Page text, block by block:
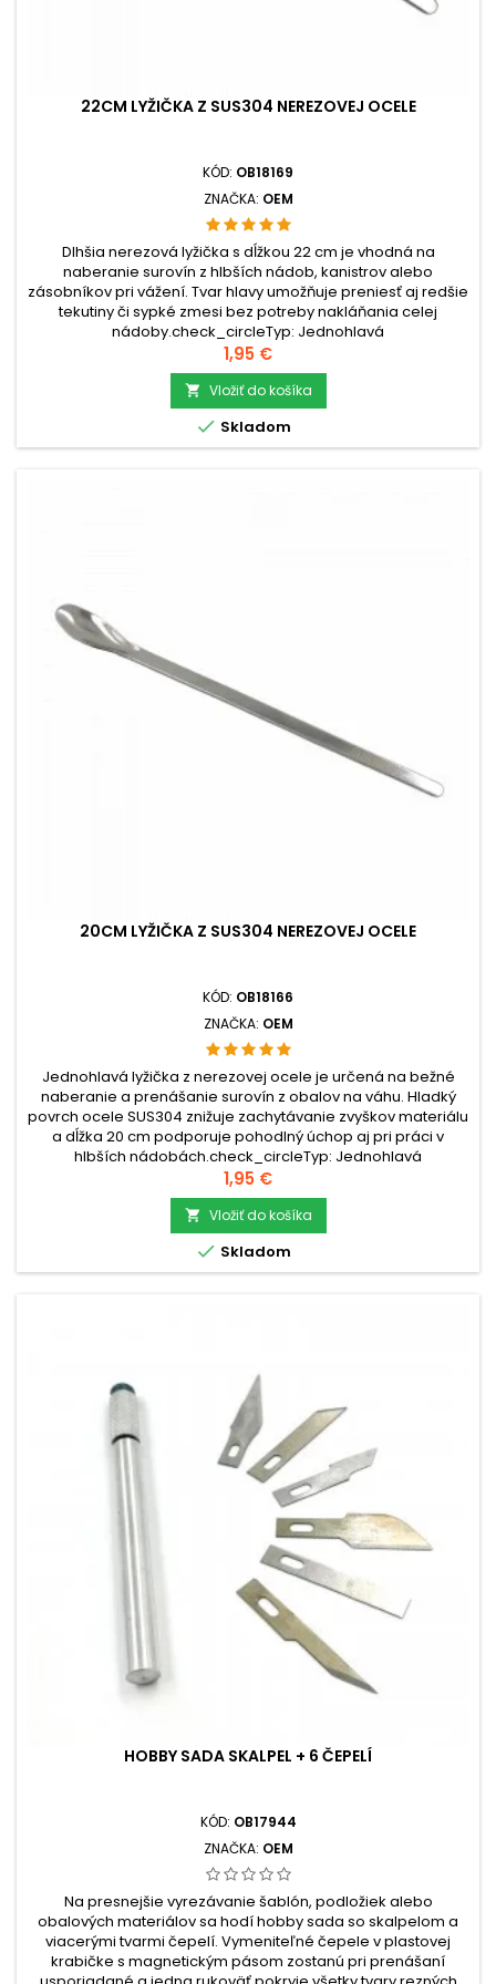
22CM LYŽIČKA Z SUS304 NEREZOVEJ OCELE
KÓD: OB18169
ZNAČKA: OEM
Dlhšia nerezová lyžička s dĺžkou 22 cm je vhodná na
naberanie surovín z hlbších nádob, kanistrov alebo
zásobníkov pri vážení. Tvar hlavy umožňuje preniesť aj redšie
tekutiny či sypké zmesi bez potreby nakláňania celej
nádoby.check_circleTyp: Jednohlavá
lyžičkacheck_circleMateriál: Nerezová oceľ
SUS304check_circleRozmery: 22 × 1,9 × 1,1 cm...
Cena
1,95 €
 Vložiť do košíka
 Skladom
20CM LYŽIČKA Z SUS304 NEREZOVEJ OCELE
KÓD: OB18166
ZNAČKA: OEM
Jednohlavá lyžička z nerezovej ocele je určená na bežné
naberanie a prenášanie surovín z obalov na váhu. Hladký
povrch ocele SUS304 znižuje zachytávanie zvyškov materiálu
a dĺžka 20 cm podporuje pohodlný úchop aj pri práci v
hlbších nádobách.check_circleTyp: Jednohlavá
lyžičkacheck_circleMateriál: Nerezová oceľ
SUS304check_circleRozmery: 20 × 1,8 × 1 cm...
Cena
1,95 €
 Vložiť do košíka
 Skladom
HOBBY SADA SKALPEL + 6 ČEPELÍ
KÓD: OB17944
ZNAČKA: OEM
Na presnejšie vyrezávanie šablón, podložiek alebo
obalových materiálov sa hodí hobby sada so skalpelom a
viacerými tvarmi čepelí. Vymeniteľné čepele v plastovej
krabičke s magnetickým pásom zostanú pri prenášaní